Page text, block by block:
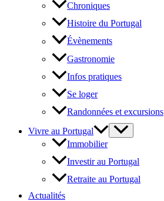
Chroniques
Histoire du Portugal
Évènements
Gastronomie
Infos pratiques
Se loger
Randonnées et excursions
Vivre au Portugal
Immobilier
Investir au Portugal
Retraite au Portugal
Actualités